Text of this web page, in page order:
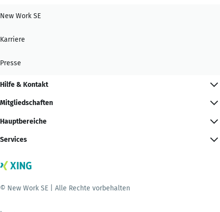
New Work SE
Karriere
Presse
Hilfe & Kontakt
Mitgliedschaften
Hauptbereiche
Services
© New Work SE | Alle Rechte vorbehalten